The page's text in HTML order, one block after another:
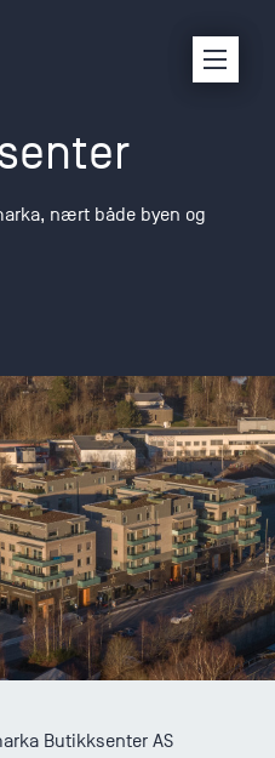
nært både byen og
Butikksenter AS